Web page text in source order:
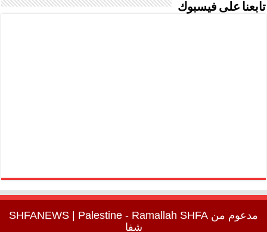
تابعنا على فيسبوك
مدعوم من SHFANEWS | Palestine - Ramallah SHFA
شفا